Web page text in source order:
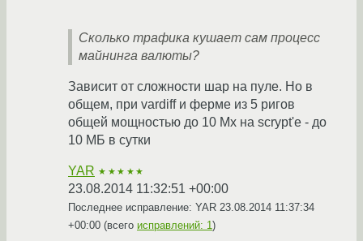
Сколько трафика кушает сам процесс
майнинга валюты?
Зависит от сложности шар на пуле. Но в
общем, при vardiff и ферме из 5 ригов
общей мощностью до 10 Мх на scrypt'е - до
10 МБ в сутки
YAR ★★★★★
23.08.2014 11:32:51 +00:00
Последнее исправление: YAR 23.08.2014 11:37:34
+00:00 (всего исправлений: 1)